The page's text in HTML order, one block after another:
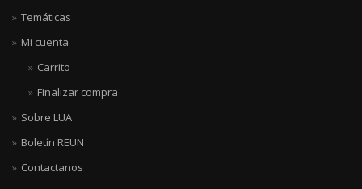
Temáticas
Mi cuenta
Carrito
Finalizar compra
Sobre LUA
Boletín REUN
Contactanos